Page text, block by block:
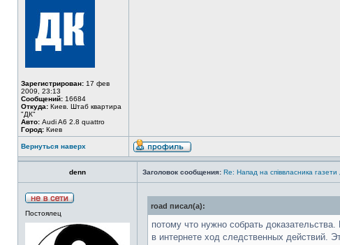
Зарегистрирован: 17 фев
2009, 23:13
Сообщений: 16684
Откуда: Киев. Штаб квартира
"ДК"
Авто: Audi A6 2.8 quattro
Город: Киев
Вернуться наверх
denn Заголовок сообщения: Re: Напад на співвласника
Постоялец
road писал(а):
потому что нужно собрать доказательства.
в интернете ход следственных действий.